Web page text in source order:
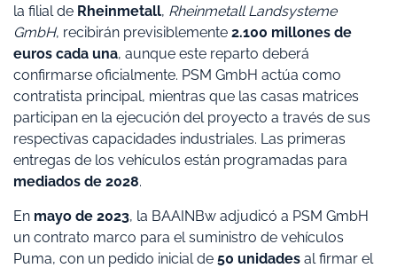
la filial de Rheinmetall, Rheinmetall Landsysteme
GmbH, recibirán previsiblemente 2.100 millones de
euros cada una, aunque este reparto deberá
confirmarse oficialmente. PSM GmbH actúa como
contratista principal, mientras que las casas matrices
participan en la ejecución del proyecto a través de sus
respectivas capacidades industriales. Las primeras
entregas de los vehículos están programadas para
mediados de 2028.
En mayo de 2023, la BAAINBw adjudicó a PSM GmbH
un contrato marco para el suministro de vehículos
Puma, con un pedido inicial de 50 unidades al firmar el